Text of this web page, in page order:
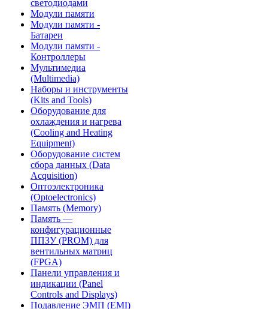
светодиодами
Модули памяти
Модули памяти -
Батареи
Модули памяти -
Контроллеры
Мультимедиа
(Multimedia)
Наборы и инструменты
(Kits and Tools)
Оборудование для
охлаждения и нагрева
(Cooling and Heating
Equipment)
Оборудование систем
сбора данных (Data
Acquisition)
Оптоэлектроника
(Optoelectronics)
Память (Memory)
Память —
конфигурационные
ППЗУ (PROM) для
вентильных матриц
(FPGA)
Панели управления и
индикации (Panel
Controls and Displays)
Подавление ЭМП (EMI)